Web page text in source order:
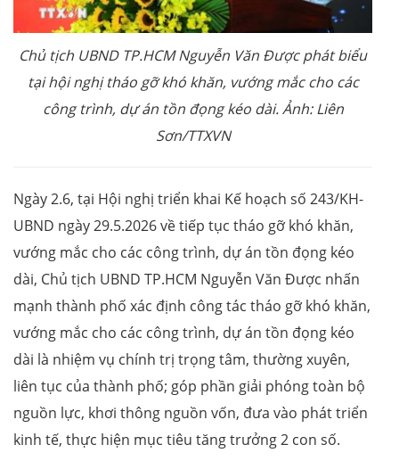
Chủ tịch UBND TP.HCM Nguyễn Văn Được phát biểu
tại hội nghị tháo gỡ khó khăn, vướng mắc cho các
công trình, dự án tồn đọng kéo dài. Ảnh: Liên
Sơn/TTXVN
Ngày 2.6, tại Hội nghị triển khai Kế hoạch số 243/KH-
UBND ngày 29.5.2026 về tiếp tục tháo gỡ khó khăn,
vướng mắc cho các công trình, dự án tồn đọng kéo
dài, Chủ tịch UBND TP.HCM Nguyễn Văn Được nhấn
mạnh thành phố xác định công tác tháo gỡ khó khăn,
vướng mắc cho các công trình, dự án tồn đọng kéo
dài là nhiệm vụ chính trị trọng tâm, thường xuyên,
liên tục của thành phố; góp phần giải phóng toàn bộ
nguồn lực, khơi thông nguồn vốn, đưa vào phát triển
kinh tế, thực hiện mục tiêu tăng trưởng 2 con số.